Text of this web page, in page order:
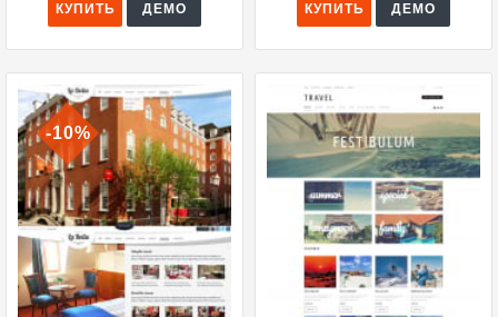
КУПИТЬ ДЕМО КУПИТЬ ДЕМО
-10%